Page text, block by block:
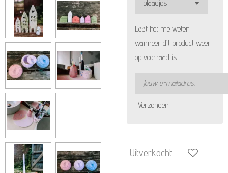
Laat het me weten
wanneer dit product weer
op voorraad is.
Verzenden
Uitverkocht